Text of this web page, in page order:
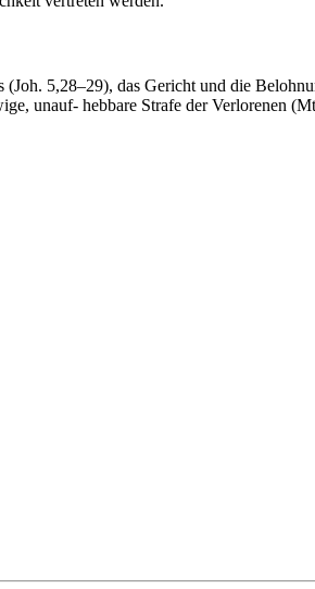
5,28–29), das Gericht und die
unauf- hebbare Strafe der Verlorenen